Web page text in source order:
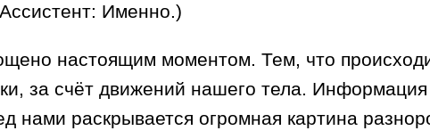
Именно.)
настоящим моментом. Тем, что
за счёт движений нашего тела.
нами раскрывается огромная картина